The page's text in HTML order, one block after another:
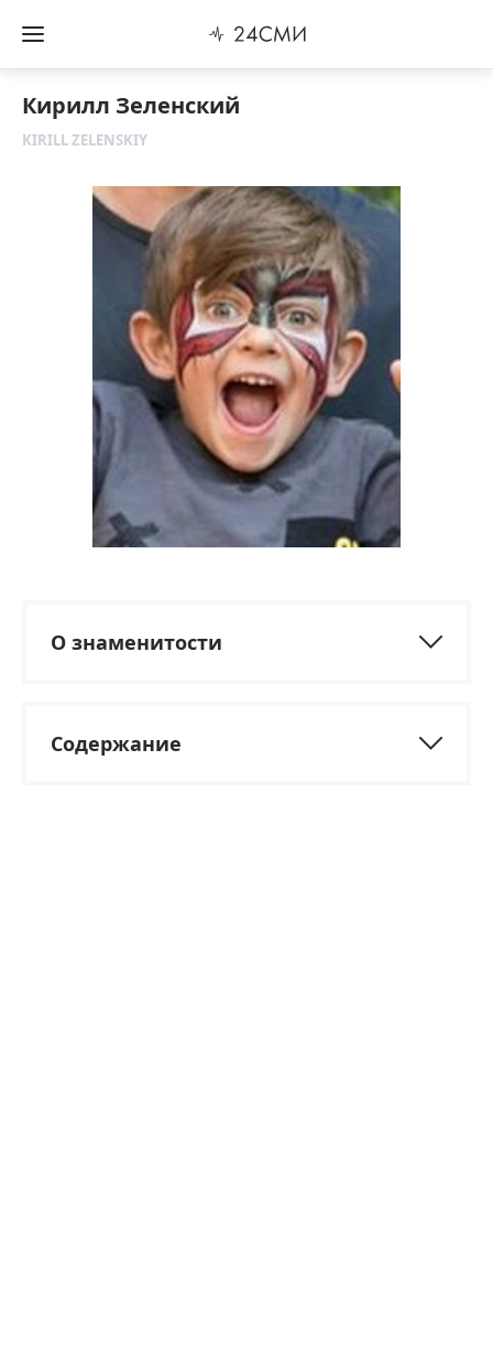
Кирилл Зеленский
KIRILL ZELENSKIY
О знаменитости
Содержание